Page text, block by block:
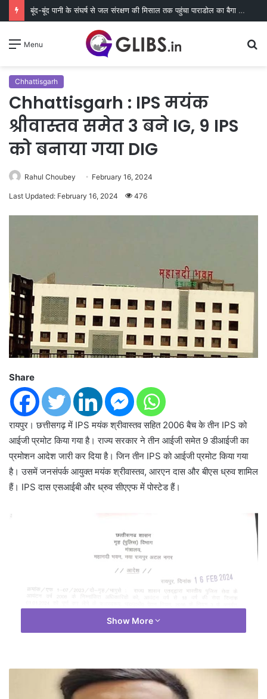
बूंद-बूंद पानी के संघर्ष से जल संरक्षण की मिसाल तक पहुंचा पाराडोल का बैगा पारा
Menu
Chhattisgarh
Chhattisgarh : IPS मयंक
श्रीवास्तव समेत 3 बने IG, 9 IPS
को बनाया गया DIG
Rahul Choubey February 16, 2024
Last Updated: February 16, 2024 476
Share
रायपुर। छत्तीसगढ़ में IPS मयंक श्रीवास्तव सहित 2006 बैच के तीन IPS को
आईजी प्रमोट किया गया है। राज्य सरकार ने तीन आईजी समेत 9 डीआईजी का
प्रमोशन आदेश जारी कर दिया है। जिन तीन IPS को आईजी प्रमोट किया गया
है। उसमें जनसंपर्क आयुक्त मयंक श्रीवास्तव, आरएन दास और बीएस ध्रुव शामिल
हैं। IPS दास एसआईबी और ध्रुव सीएएफ में पोस्टेड हैं।
Show More